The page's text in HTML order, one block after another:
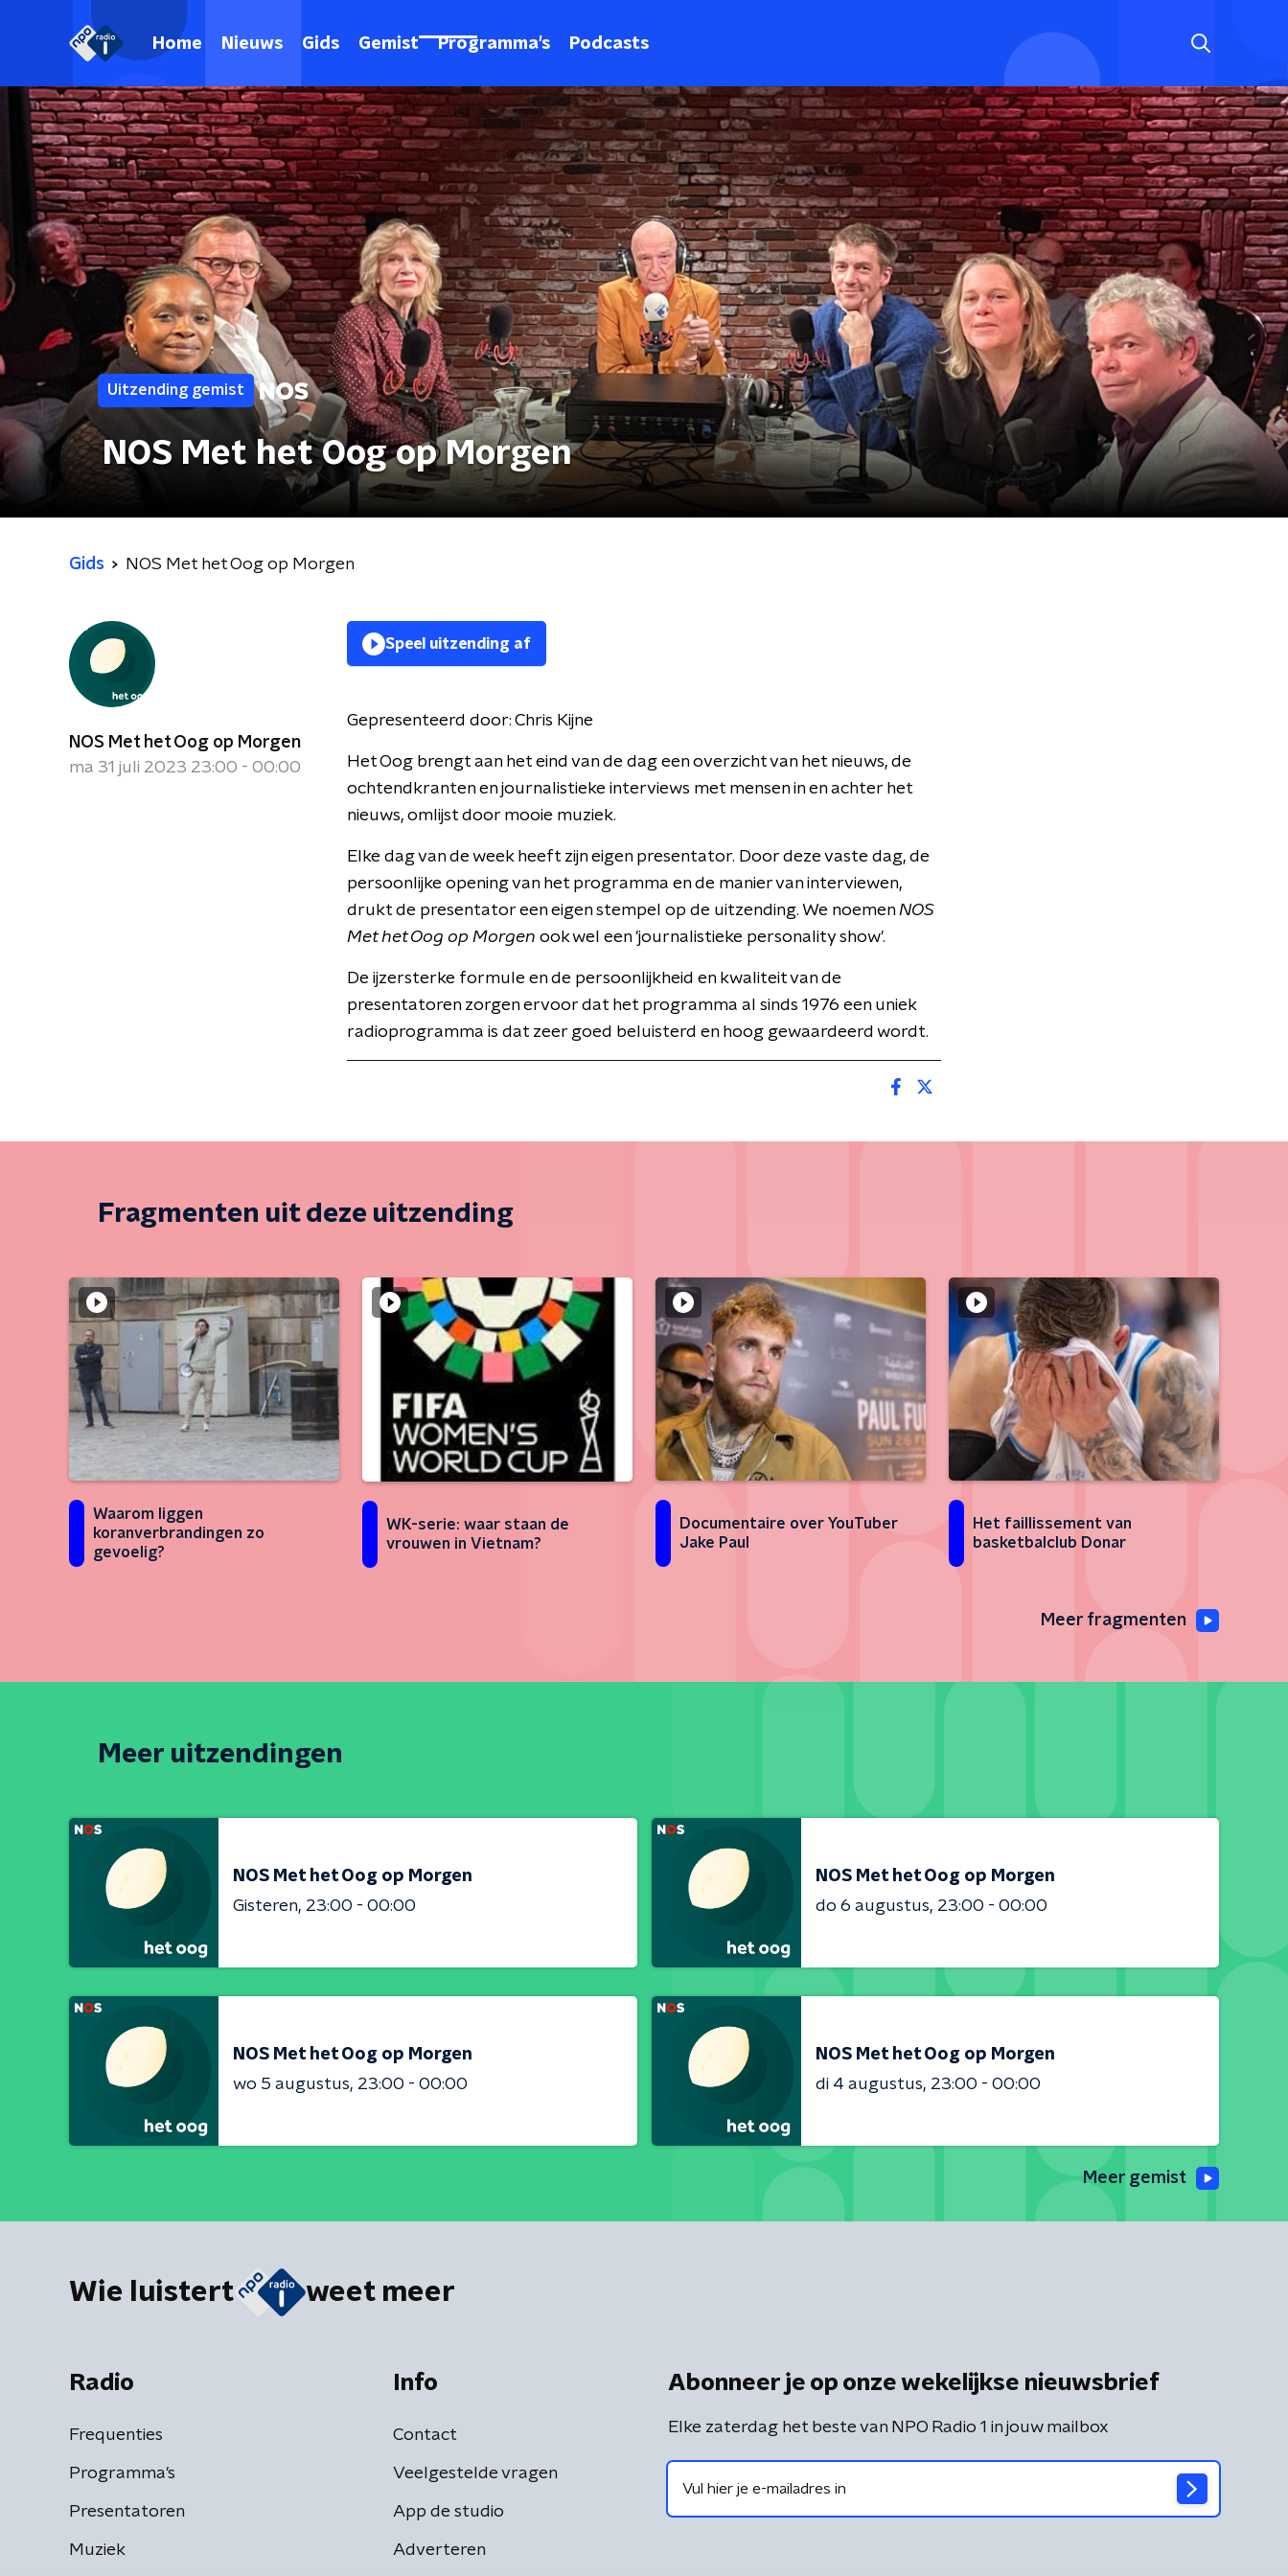
Home Nieuws Gids Gemist Programma's Podcasts
Uitzending gemist
NOS Met het Oog op Morgen
Gids NOS Met het Oog op Morgen
NOS Met het Oog op Morgen
ma 31 juli 2023 23:00 - 00:00
Speel uitzending af
Gepresenteerd door: Chris Kijne
Het Oog brengt aan het eind van de dag een overzicht van het nieuws, de
ochtendkranten en journalistieke interviews met mensen in en achter het
nieuws, omlijst door mooie muziek.
Elke dag van de week heeft zijn eigen presentator. Door deze vaste dag, de
persoonlijke opening van het programma en de manier van interviewen,
drukt de presentator een eigen stempel op de uitzending. We noemenNOS
Met het Oog op Morgen ook wel een 'journalistieke personality show'.
De ijzersterke formule en de persoonlijkheid en kwaliteit van de
presentatoren zorgen ervoor dat het programma al sinds 1976 een uniek
radioprogramma is dat zeer goed beluisterd en hoog gewaardeerd wordt.
Fragmenten uit deze uitzending
Waarom liggen
koranverbrandingen zo
gevoelig?
WK-serie: waar staan de
vrouwen in Vietnam?
Documentaire over YouTuber
Jake Paul
Het faillissement van
basketbalclub Donar
Meer fragmenten
Meer uitzendingen
NOS Met het Oog op Morgen
Gisteren 23:00 - 00:00
NOS Met het Oog op Morgen
do 6 augustus 23:00 - 00:00
NOS Met het Oog op Morgen
wo 5 augustus 23:00 - 00:00
NOS Met het Oog op Morgen
di 4 augustus 23:00 - 00:00
Meer gemist
Wie luistert weet meer
Radio
Frequenties
Programma's
Presentatoren
Muziek
Info
Contact
Veelgestelde vragen
App de studio
Adverteren
Abonneer je op onze wekelijkse nieuwsbrief
Elke zaterdag het beste van NPO Radio 1 in jouw mailbox